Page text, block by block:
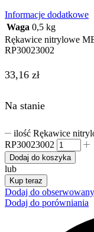
Informacje dodatkowe
Waga 0,5 kg
Rękawice nitrylowe
RP30023002
33,16 zł
Na stanie
ilość Rękawice
RP30023002
Dodaj do koszyka
lub
Kup teraz
Dodaj do
Dodaj do porówniania